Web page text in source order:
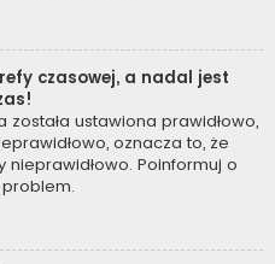
czasowej, a nadal jest
ustawiona prawidłowo,
oznacza to, że
Poinformuj o